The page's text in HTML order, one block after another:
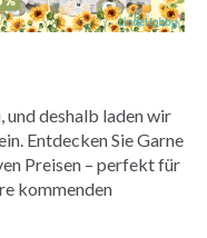
und deshalb laden wir
Entdecken Sie Garne
Preisen – perfekt für
kommenden